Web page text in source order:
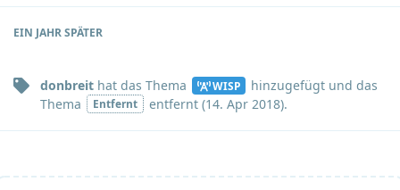
EIN JAHRSPÄTER
donbreit hat das Thema WISP hinzugefügt und das
Thema
Entfernt entfernt (14. Apr 2018).